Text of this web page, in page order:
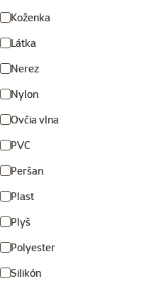
Koženka
Látka
Nerez
Nylon
Ovčia vlna
PVC
Peršan
Plast
Plyš
Polyester
Silikón